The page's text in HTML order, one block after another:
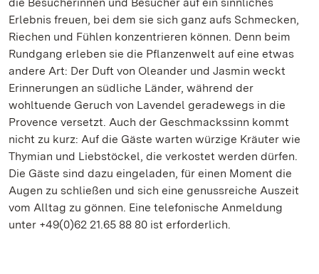
Erlebnis freuen, bei dem sie sich ganz aufs Schmecken,
Riechen und Fühlen konzentrieren können. Denn beim
Rundgang erleben sie die Pflanzenwelt auf eine etwas
andere Art: Der Duft von Oleander und Jasmin weckt
Erinnerungen an südliche Länder, während der
wohltuende Geruch von Lavendel geradewegs in die
Provence versetzt. Auch der Geschmackssinn kommt
nicht zu kurz: Auf die Gäste warten würzige Kräuter wie
Thymian und Liebstöckel, die verkostet werden dürfen.
Die Gäste sind dazu eingeladen, für einen Moment die
Augen zu schließen und sich eine genussreiche Auszeit
vom Alltag zu gönnen. Eine telefonische Anmeldung
unter +49(0)62 21.65 88 80 ist erforderlich.